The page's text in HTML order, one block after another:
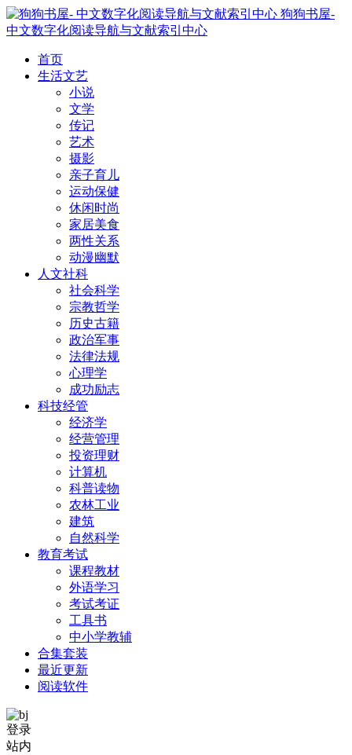
狗狗书屋-
中文数字化阅读导航与文献索引中心
首页
生活文艺
小说
文学
传记
艺术
摄影
亲子育儿
运动保健
休闲时尚
家居美食
两性关系
动漫幽默
人文社科
社会科学
宗教哲学
历史古籍
政治军事
法律法规
心理学
成功励志
科技经管
经济学
经营管理
投资理财
计算机
科普读物
农林工业
建筑
自然科学
教育考试
课程教材
外语学习
考试考证
工具书
中小学教辅
合集套装
最近更新
阅读软件
登录
站内